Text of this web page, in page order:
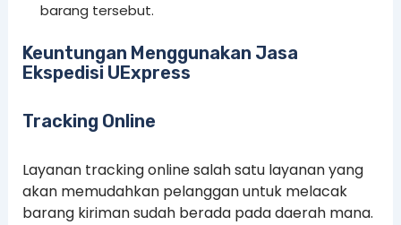
barang tersebut.
Keuntungan Menggunakan Jasa
Ekspedisi UExpress
Tracking Online
Layanan tracking online salah satu layanan yang
akan memudahkan pelanggan untuk melacak
barang kiriman sudah berada pada daerah mana.